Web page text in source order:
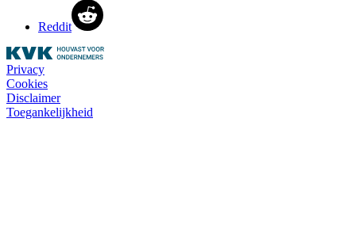
Reddit
Privacy
Cookies
Disclaimer
Toegankelijkheid